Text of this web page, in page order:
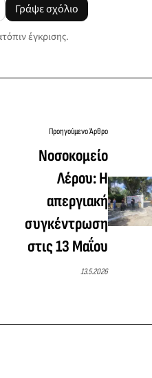
Γράψε σχόλιο
έγκρισης.
Προηγούμενο Άρθρο
Νοσοκομείο
Λέρου: H
απεργιακή
συγκέντρωση
στις 13 Μαΐου
13.5.2026